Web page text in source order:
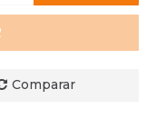
Comparar